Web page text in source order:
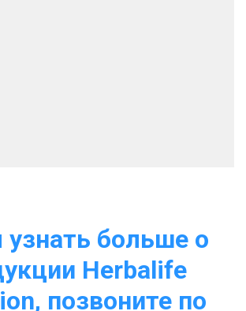
больше о
Herbalife
позвоните по